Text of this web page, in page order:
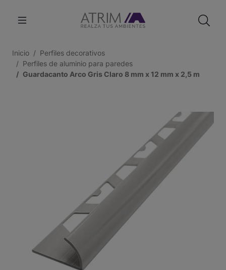
Inicio
Perfiles decorativos
Perfiles de aluminio para paredes
Guardacanto Arco Gris Claro 8 mm x 12 mm x 2,5 m